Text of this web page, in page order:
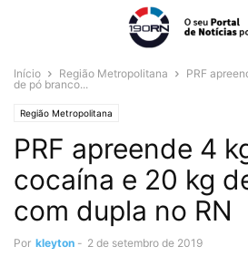
Início Região Metropolitana
PRF
de pó branco...
Região Metropolitana
PRF apreende 4
cocaína e 20 kg
com dupla no RN
Por kleyton - 2 de setembro de 2019